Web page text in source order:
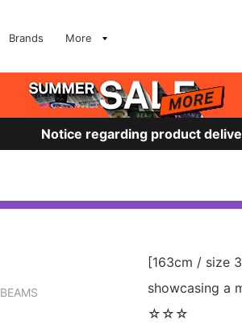
Brands More
Notice regarding product
BEAMS
[163cm / size
showcasing a
☆☆☆